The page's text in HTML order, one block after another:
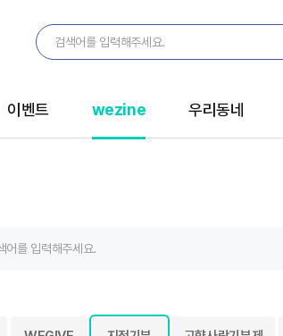
이벤트 wezine 우리동네